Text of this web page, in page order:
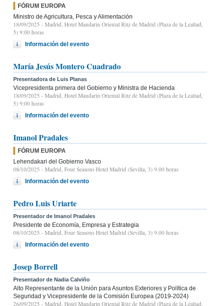
FÓRUM EUROPA
Ministro de Agricultura, Pesca y Alimentación
18/09/2025 - Madrid, Hotel Mandarin Oriental Ritz de Madrid (Plaza de la Lealtad,
5) 9:00 horas
Información del evento
María Jesús Montero Cuadrado
Presentadora de Luis Planas
Vicepresidenta primera del Gobierno y Ministra de Hacienda
18/09/2025 - Madrid, Hotel Mandarin Oriental Ritz de Madrid (Plaza de la Lealtad,
5) 9:00 horas
Información del evento
Imanol Pradales
FÓRUM EUROPA
Lehendakari del Gobierno Vasco
08/10/2025 - Madrid, Four Seasons Hotel Madrid (Sevilla, 3) 9.00 horas
Información del evento
Pedro Luis Uriarte
Presentador de Imanol Pradales
Presidente de Economía, Empresa y Estrategia
08/10/2025 - Madrid, Four Seasons Hotel Madrid (Sevilla, 3) 9.00 horas
Información del evento
Josep Borrell
Presentador de Nadia Calviño
Alto Representante de la Unión para Asuntos Exteriores y Política de
Seguridad y Vicepresidente de la Comisión Europea (2019-2024)
26/09/2025 - Madrid, Hotel Mandarin Oriental Ritz de Madrid (Plaza de la Lealtad,